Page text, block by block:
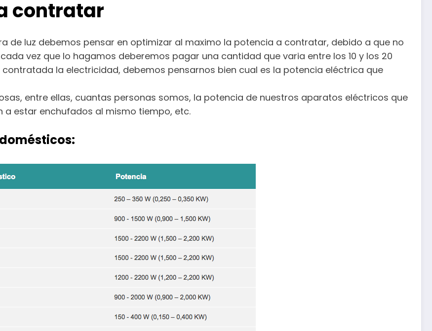
contratar
de luz debemos pensar en optimizar al maximo la potencia a contratar, debido a que no
vez que lo hagamos deberemos pagar una cantidad que varia entre los 10 y los 20
la electricidad, debemos pensarnos bien cual es la potencia eléctrica que
entre ellas, cuantas personas somos, la potencia de nuestros aparatos eléctricos que
estar enchufados al mismo tiempo, etc.